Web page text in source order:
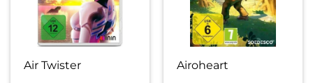
Air Twister
Airoheart